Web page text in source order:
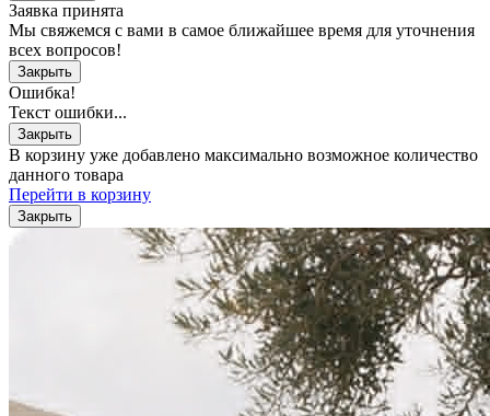
Заявка принята
Мы свяжемся с вами в самое ближайшее время для уточнения
всех вопросов!
Закрыть
Ошибка!
Текст ошибки...
Закрыть
В корзину уже добавлено максимально возможное количество
данного товара
Перейти в корзину
Закрыть